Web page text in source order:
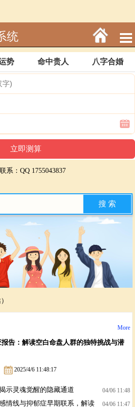
统
势 命中贵人 八字合婚
系：QQ 1755043837
More
告：解读空白命盘人群的独特挑战与潜
2025/4/6 11:48:17
示灵魂觉醒的隐藏通道 04/06 11:48
情线与抑郁症早期联系，解读
04/06 11:47